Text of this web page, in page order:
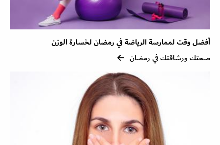
أفضل وقت لممارسة الرياضة في رمضان لخسارة الوزن
صحتك ورشاقتك في رمضان